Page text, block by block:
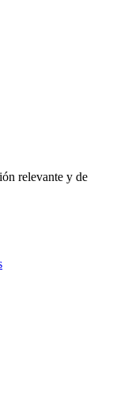
relevante y de